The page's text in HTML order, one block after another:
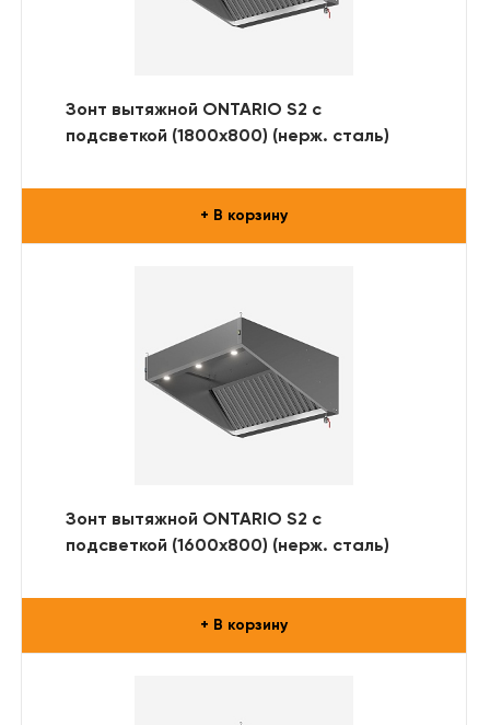
Зонт вытяжной ONTARIO S2 с
подсветкой (1800x800) (нерж. сталь)
+ В корзину
Зонт вытяжной ONTARIO S2 с
подсветкой (1600x800) (нерж. сталь)
+ В корзину